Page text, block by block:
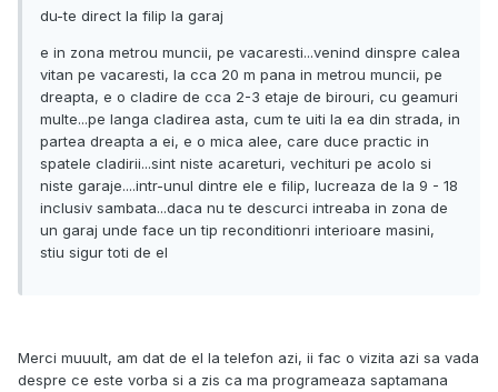
du-te direct la filip la garaj
e in zona metrou muncii, pe vacaresti...venind dinspre calea
vitan pe vacaresti, la cca 20 m pana in metrou muncii, pe
dreapta, e o cladire de cca 2-3 etaje de birouri, cu geamuri
multe...pe langa cladirea asta, cum te uiti la ea din strada, in
partea dreapta a ei, e o mica alee, care duce practic in
spatele cladirii...sint niste acareturi, vechituri pe acolo si
niste garaje....intr-unul dintre ele e filip, lucreaza de la 9 - 18
inclusiv sambata...daca nu te descurci intreaba in zona de
un garaj unde face un tip reconditionri interioare masini,
stiu sigur toti de el
Merci muuult, am dat de el la telefon azi, ii fac o vizita azi sa vada
despre ce este vorba si a zis ca ma programeaza saptamana